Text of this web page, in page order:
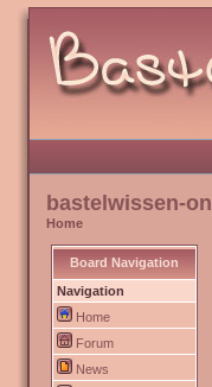
bastelwissen-
Home
Board Navigation
Navigation
Home
Forum
News